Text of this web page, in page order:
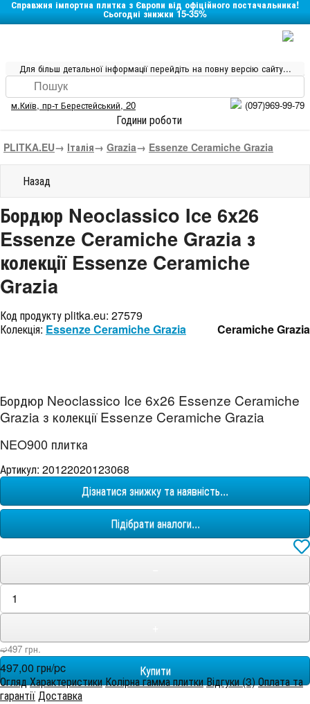
Справжня імпортна плитка з Європи від офіційного постачальника!
Сьогодні знижки 15-35%
Для більш детальної інформації перейдіть на повну версію сайту...
м.Київ, пр-т Берестейський, 20 (097)969-99-79
Години роботи
PLITKA.EU→ Італія→ Grazia→ Essenze Ceramiche Grazia
Назад
Бордюр Neoclassico Ice 6x26
Essenze Ceramiche Grazia з
колекції Essenze Ceramiche
Grazia
Код продукту plitka.eu: 27579
Колекція: Essenze Ceramiche Grazia Ceramiche Grazia
Бордюр Neoclassico Ice 6x26 Essenze Ceramiche
Grazia з колекції Essenze Ceramiche Grazia
NEO900 плитка
Артикул: 20122020123068
Дізнатися знижку та наявність...
Підібрати аналоги...
➫497 грн.
497,00 грн/pc
ОглядХарактеристикиКолірна гамма плиткиВідгуки (3)Оплата та
гарантії Доставка